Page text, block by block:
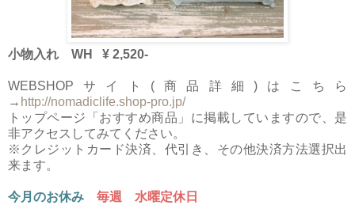
小物入れ WH ¥ 2,520-
WEBSHOPサイト(商品詳細)はこちら
→ http://nomadiclife.shop-pro.jp/
トップページ「おすすめ商品」に掲載していますので、是
非アクセスしてみてください。
※クレジットカード決済、代引き、その他決済方法選択出
来ます。
今月のお休み
毎週 水曜定休日